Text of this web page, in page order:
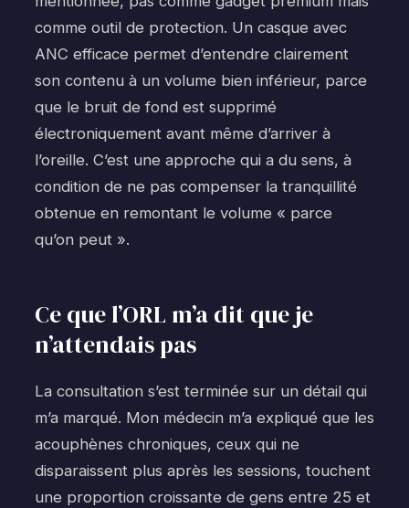
comme outil de protection. Un casque avec
ANC efficace permet d’entendre clairement
son contenu à un volume bien inférieur, parce
que le bruit de fond est supprimé
électroniquement avant même d’arriver à
l’oreille. C’est une approche qui a du sens, à
condition de ne pas compenser la tranquillité
obtenue en remontant le volume « parce
qu’on peut ».
Ce que l’ORL m’a dit que je
n’attendais pas
La consultation s’est terminée sur un détail qui
m’a marqué. Mon médecin m’a expliqué que les
acouphènes chroniques, ceux qui ne
disparaissent plus après les sessions, touchent
une proportion croissante de gens entre 25 et